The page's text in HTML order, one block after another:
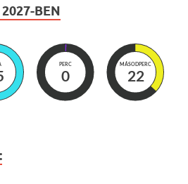
BEN
PERC
0
MÁSODPERC
20